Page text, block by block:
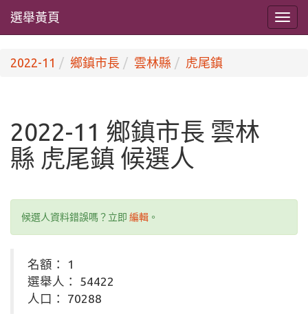
選舉黃頁
2022-11 鄉鎮市長 雲林縣 虎尾鎮
2022-11 鄉鎮市長 雲林
縣 虎尾鎮 候選人
候選人資料錯誤嗎？立即 編輯 。
名額： 1
選舉人： 54422
人口： 70288